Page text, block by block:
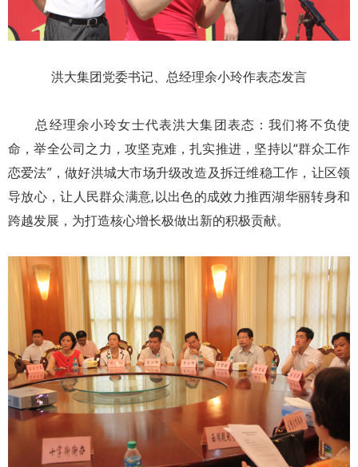
洪大集团党委书记、总经理余小玲作表态发言
总经理余小玲女士代表洪大集团表态：我们将不负使
命，举全公司之力，攻坚克难，扎实推进，坚持以“群众工作
恋爱法”，做好洪城大市场升级改造及拆迁维稳工作，让区领
导放心，让人民群众满意,以出色的成效力推西湖华丽转身和
跨越发展，为打造核心增长极做出新的积极贡献。